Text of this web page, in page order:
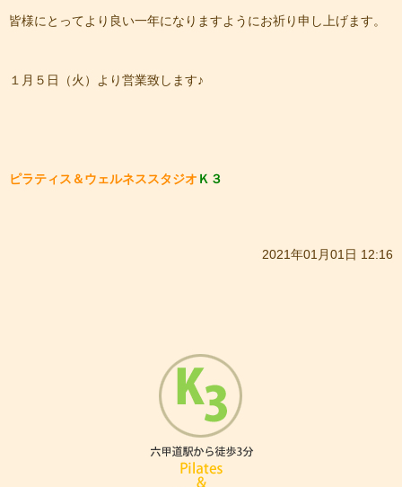
皆様にとってより良い一年になりますようにお祈り申し上げます。
１月５日（火）より営業致します♪
ピラティス＆ウェルネススタジオ Ｋ３
2021年01月01日 12:16